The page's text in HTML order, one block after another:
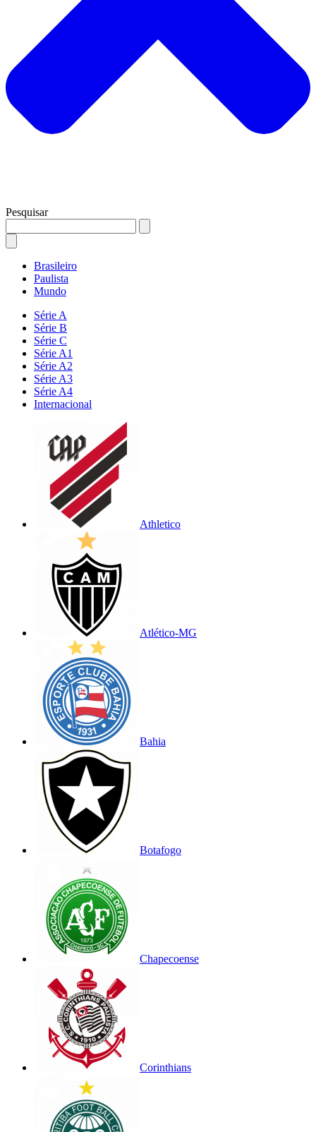
Pesquisar
Brasileiro
Paulista
Mundo
Série A
Série B
Série C
Série A1
Série A2
Série A3
Série A4
Internacional
Athletico
Atlético-MG
Bahia
Botafogo
Chapecoense
Corinthians